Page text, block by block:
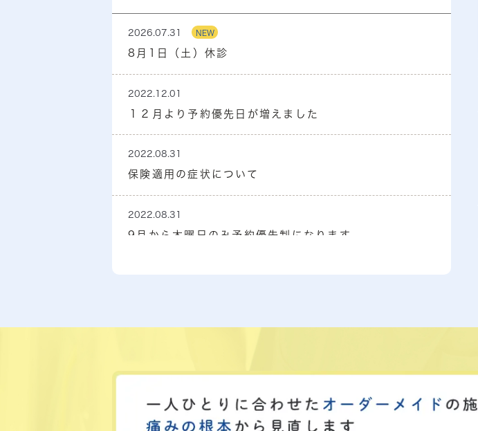
2026.07.31 NEW
8月1日（土）休診
2022.12.01
１２月より予約優先日が増えました
2022.08.31
保険適用の症状について
2022.08.31
9月から木曜日のみ予約優先制になります